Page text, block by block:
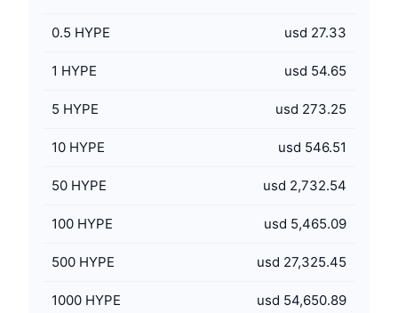
0.5 HYPE usd 27.33
1 HYPE usd 54.65
5 HYPE usd 273.25
10 HYPE usd 546.51
50 HYPE usd 2,732.54
100 HYPE usd 5,465.09
500 HYPE usd 27,325.45
1000 HYPE usd 54,650.89